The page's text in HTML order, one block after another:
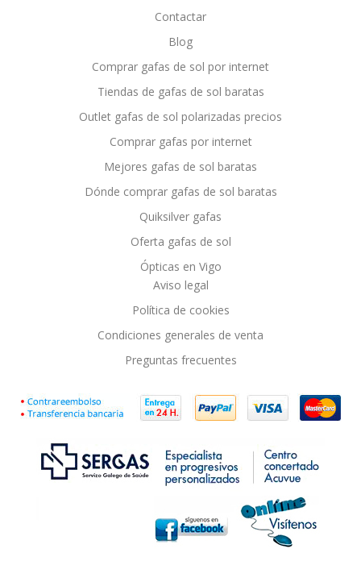
Contactar
Blog
Comprar gafas de sol por internet
Tiendas de gafas de sol baratas
Outlet gafas de sol polarizadas precios
Comprar gafas por internet
Mejores gafas de sol baratas
Dónde comprar gafas de sol baratas
Quiksilver gafas
Oferta gafas de sol
Ópticas en Vigo
Aviso legal
Política de cookies
Condiciones generales de venta
Preguntas frecuentes